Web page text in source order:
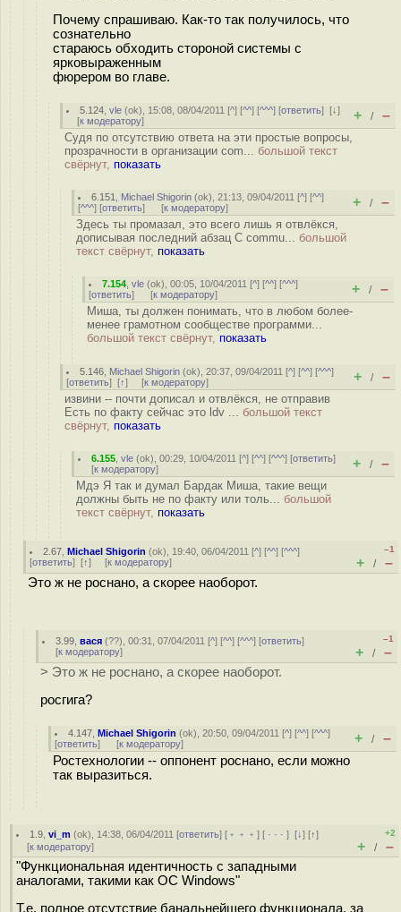
Почему спрашиваю. Как-то так получилось, что
сознательно
стараюсь обходить стороной системы с
ярковыраженным
фюрером во главе.
5.124 ,vle (ok), 15:08, 08/04/2011 [^] [^^] [^^^] [ответить][↓]
[к модератору] + / –
Судя по отсутствию ответа на эти простые вопросы,
прозрачности в организации com... большой текст
свёрнут, показать
6.151 Michael Shigorin (ok), 21:13, 09/04/2011 [^] [^^]
[^^^] [ответить] [к модератору] + / –
Здесь ты промазал, это всего лишь я отвлёкся,
дописывая последний абзац С commu... большой
текст свёрнут, показать
7.154 ,vle (ok), 00:05, 10/04/2011 [^] [^^] [^^^]
[ответить] [к модератору] + / –
Миша, ты должен понимать, что в любом более-
менее грамотном сообществе программи...
большой текст свёрнут, показать
5.146 Michael Shigorin (ok), 20:37, 09/04/2011 [^] [^^] [^^^]
[ответить] [↑] [к модератору] + / –
извини -- почти дописал и отвлёкся, не отправив
Есть по факту сейчас это ldv ... большой текст
свёрнут, показать
6.155 ,vle (ok), 00:29, 10/04/2011 [^] [^^] [^^^] [ответить]
[к модератору] + / –
Мдэ Я так и думал Бардак Миша, такие вещи
должны быть не по факту или толь... большой
текст свёрнут, показать
2.67 ,Michael Shigorin (ok), 19:40, 06/04/2011 [^] [^^] [^^^]
[ответить] [↑] [к модератору]
–1
+ / –
Это ж не роснано, а скорее наоборот.
3.99 ,вася (??), 00:31, 07/04/2011 [^] [^^] [^^^] [ответить]
[к модератору]
–1
+ / –
> Это ж не роснано, а скорее наоборот.
росгига?
4.147 ,Michael Shigorin (ok), 20:50, 09/04/2011 [^] [^^] [^^^]
[ответить] [к модератору] + / –
Ростехнологии -- оппонент роснано, если можно
так выразиться.
1.9 ,vi_m (ok), 14:38, 06/04/2011 [ответить] [ ﹢﹢﹢] [ · · ·][↓] [↑]
[к модератору]
+2
+ / –
"Функциональная идентичность с западными
аналогами, такими как ОС Windows"
Т.е. полное отсутствие банальнейшего функционала, за